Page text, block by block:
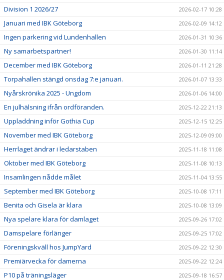
Division 1 2026/27 2026-02-17 10:28
Januari med IBK Göteborg 2026-02-09 14:12
Ingen parkering vid Lundenhallen 2026-01-31 10:36
Ny samarbetspartner! 2026-01-30 11:14
December med IBK Göteborg 2026-01-11 21:28
Torpahallen stängd onsdag 7:e januari. 2026-01-07 13:33
Nyårskrönika 2025 - Ungdom 2026-01-06 14:00
En julhälsning ifrån ordföranden. 2025-12-22 21:13
Uppladdning inför Gothia Cup 2025-12-15 12:25
November med IBK Göteborg 2025-12-09 09:00
Herrlaget ändrar i ledarstaben 2025-11-18 11:08
Oktober med IBK Göteborg 2025-11-08 10:13
Insamlingen nådde målet 2025-11-04 13:55
September med IBK Göteborg 2025-10-08 17:11
Benita och Gisela är klara 2025-10-08 13:09
Nya spelare klara för damlaget 2025-09-26 17:02
Damspelare förlänger 2025-09-25 17:02
Föreningskväll hos JumpYard 2025-09-22 12:30
Premiärvecka för damerna 2025-09-22 12:24
P10 på träningsläger 2025-09-18 16:57